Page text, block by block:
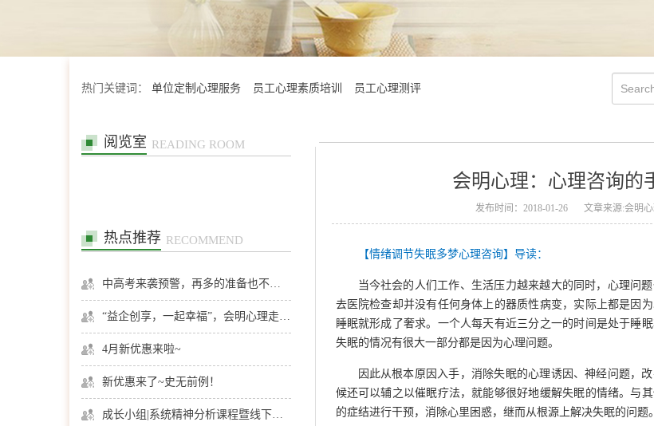
热门关键词： 单位定制心理服务 员工心理素质培训 员工心理测评
阅览室 READING ROOM
热点推荐 RECOMMEND
中高考来袭预警，再多的准备也不嫌多，这一份考生福利等你来拿
“益企创享，一起幸福”，会明心理走进社区公益，与居民一起让社区更美好
4月新优惠来啦~
新优惠来了~史无前例！
成长小组|系统精神分析课程暨线下团体成长小组招募
会明心理：心理咨询的
发布时间：2018-01-26 文章来源:会明
【情绪调节失眠多梦心理咨询】导读：
当今社会的人们工作、生活压力越来越大的同时，心理问
去医院检查却并没有任何身体上的器质性病变，实际上都是因
睡眠就形成了奢求。一个人每天有近三分之一的时间是处于睡
失眠的情况有很大一部分都是因为心理问题。
因此从根本原因入手，消除失眠的心理诱因、神经问题，
候还可以辅之以催眠疗法，就能够很好地缓解失眠的情绪。与
的症结进行干预，消除心里困惑，继而从根源上解决失眠的问题。